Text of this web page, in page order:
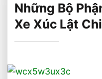
Những Bộ
Xe Xúc Lật